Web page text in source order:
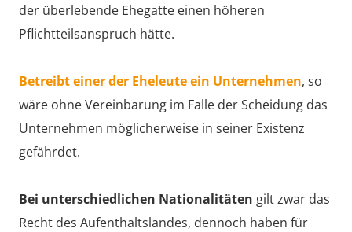
der überlebende Ehegatte einen höheren
Pflichtteilsanspruch hätte.
Betreibt einer der Eheleute ein Unternehmen, so
wäre ohne Vereinbarung im Falle der Scheidung das
Unternehmen möglicherweise in seiner Existenz
gefährdet.
Bei unterschiedlichen Nationalitäten gilt zwar das
Recht des Aufenthaltslandes, dennoch haben für